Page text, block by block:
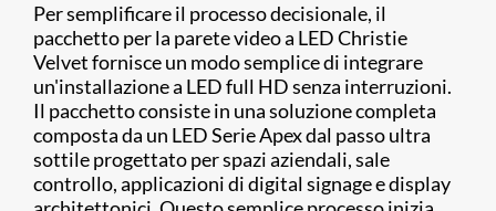
Per semplificare il processo decisionale, il
pacchetto per la parete video a LED Christie
Velvet fornisce un modo semplice di integrare
un'installazione a LED full HD senza interruzioni.
Il pacchetto consiste in una soluzione completa
composta da un LED Serie Apex dal passo ultra
sottile progettato per spazi aziendali, sale
controllo, applicazioni di digital signage e display